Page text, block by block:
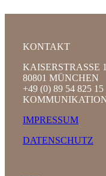
KONTAKT
KAISERSTRASSE
80801 MÜNCHEN
+49 (0) 89 54 825 15
IMPRESSUM
DATENSCHUTZ